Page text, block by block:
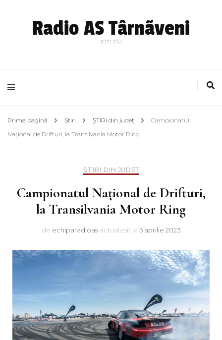
Radio AS Târnãveni
107,1 FM
Prima pagină Știri ȘTIRI din județ
Campionatul
Național de Drifturi, la Transilvania Motor Ring
ȘTIRI DIN JUDEȚ
Campionatul Național de Drifturi,
la Transilvania Motor Ring
de echiparadioas actualizat la 5 aprilie 2023